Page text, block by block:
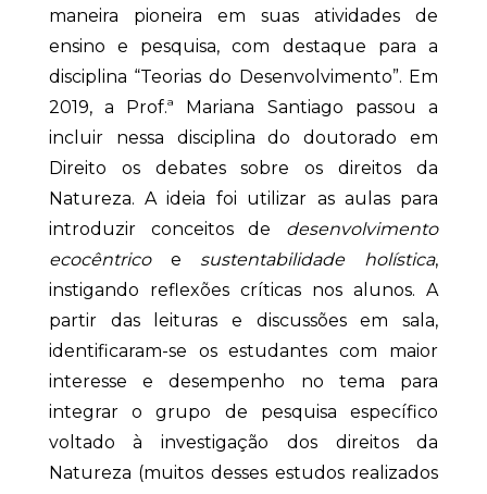
maneira pioneira em suas atividades de
ensino e pesquisa, com destaque para a
disciplina “Teorias do Desenvolvimento”. Em
2019, a Prof.ª Mariana Santiago passou a
incluir nessa disciplina do doutorado em
Direito os debates sobre os direitos da
Natureza. A ideia foi utilizar as aulas para
introduzir conceitos de desenvolvimento
ecocêntricoe sustentabilidade holística,
instigando reflexões críticas nos alunos. A
partir das leituras e discussões em sala,
identificaram-se os estudantes com maior
interesse e desempenho no tema para
integrar o grupo de pesquisa específico
voltado à investigação dos direitos da
Natureza (muitos desses estudos realizados